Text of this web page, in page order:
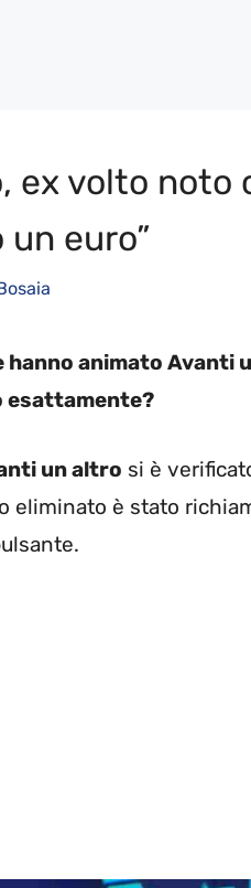
ex volto noto
euro”
hanno animato Avanti
esattamente?
un altro si è
eliminato è stato